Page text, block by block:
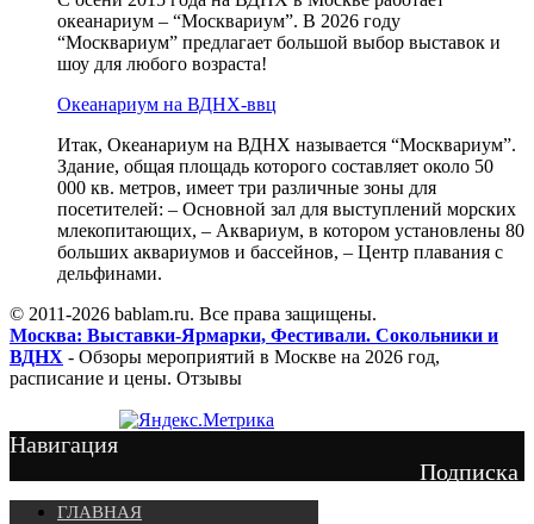
океанариум – “Москвариум”. В 2026 году
“Москвариум” предлагает большой выбор выставок и
шоу для любого возраста!
Океанариум на ВДНХ-ввц
Итак, Океанариум на ВДНХ называется “Москвариум”.
Здание, общая площадь которого составляет около 50
000 кв. метров, имеет три различные зоны для
посетителей: – Основной зал для выступлений морских
млекопитающих, – Аквариум, в котором установлены 80
больших аквариумов и бассейнов, – Центр плавания с
дельфинами.
© 2011-2026 bablam.ru. Все права защищены.
Москва: Выставки-Ярмарки, Фестивали. Сокольники и
ВДНХ - Обзоры мероприятий в Москве на 2026 год,
расписание и цены. Отзывы
Навигация
Подписка
ГЛАВНАЯ